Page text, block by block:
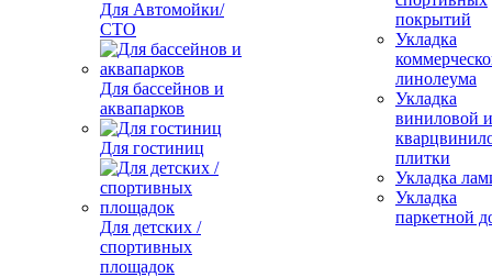
Для Автомойки/
СТО
Для бассейнов и
аквапарков
Для гостиниц
Для детских /
спортивных
площадок
покрытий
Укладка
линолеума
Укладка
виниловой и
плитки
Укладка
Укладка
паркетной